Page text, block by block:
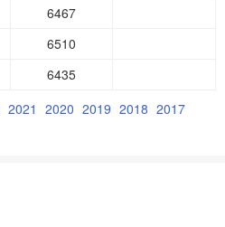
6467
6510
6435
2021 2020 2019 2018 2017